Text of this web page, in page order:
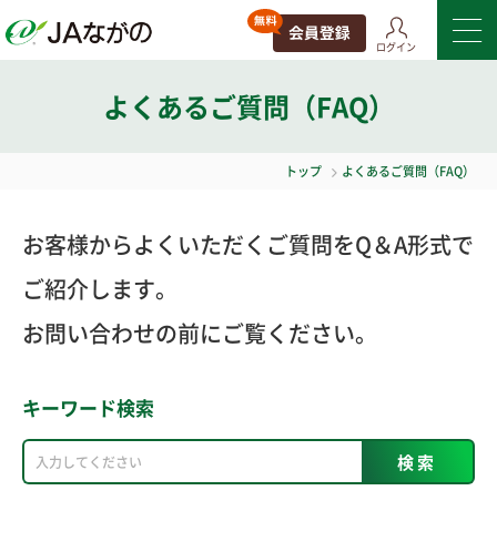
ログイン
よくあるご質問（FAQ）
トップ よくあるご質問（FAQ）
お客様からよくいただくご質問をQ＆A形式で
ご紹介します。
お問い合わせの前にご覧ください。
キーワード検索
検索